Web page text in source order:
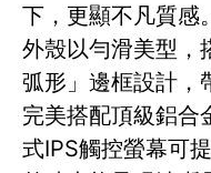
下，更顯不凡質感
外殼以勻滑美型，
弧形」邊框設計，
完美搭配頂級鋁合
式IPS觸控螢幕可